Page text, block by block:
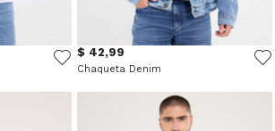
$ 42,99
Chaqueta Denim